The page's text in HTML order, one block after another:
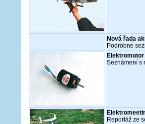
Nová řada
Podrobné
Elektromotor
Seznámení s
Reportáž ze